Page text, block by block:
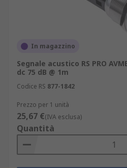
In magazzino
Segnale acustico RS PRO
dc 75 dB @ 1m
Codice RS 877-1842
Prezzo per 1 unità
25,67 €(IVA esclusa)
Quantità